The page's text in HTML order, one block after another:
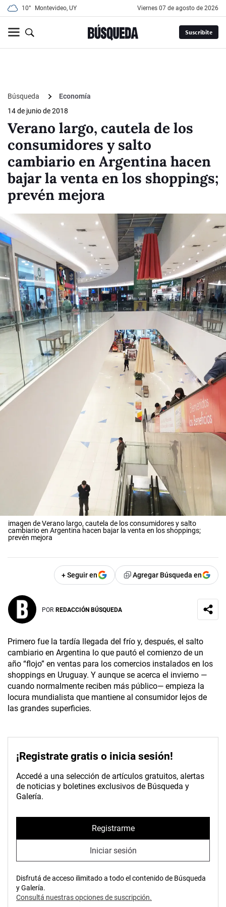
10° Montevideo, UY viernes 07 de agosto de 2026
Suscribite
Búsqueda
Economía
14 de junio de 2018
Verano largo, cautela de los
consumidores y salto
cambiario en Argentina hacen
bajar la venta en los shoppings;
prevén mejora
imagen de Verano largo, cautela de los consumidores y salto
cambiario en Argentina hacen bajar la venta en los shoppings;
prevén mejora
+ Seguir en Agregar Búsqueda en
POR REDACCIÓN BÚSQUEDA
Primero fue la tardía llegada del frío y, después, el salto
cambiario en Argentina lo que pautó el comienzo de un
año “flojo” en ventas para los comercios instalados en los
shoppings en Uruguay. Y aunque se acerca el invierno —
cuando normalmente reciben más público— empieza la
locura mundialista que mantiene al consumidor lejos de
las grandes superficies.
¡Registrate gratis o inicia sesión!
Accedé a una selección de artículos gratuitos, alertas
de noticias y boletines exclusivos de Búsqueda y
Galería.
Registrarme
Iniciar sesión
Disfrutá de acceso ilimitado a todo el contenido de Búsqueda
y Galería.
Consultá nuestras opciones de suscripción.